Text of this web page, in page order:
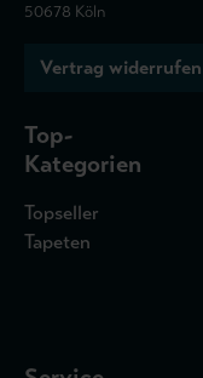
50678 Köln
Vertrag widerrufen
Top-
Kategorien
Topseller
Tapeten